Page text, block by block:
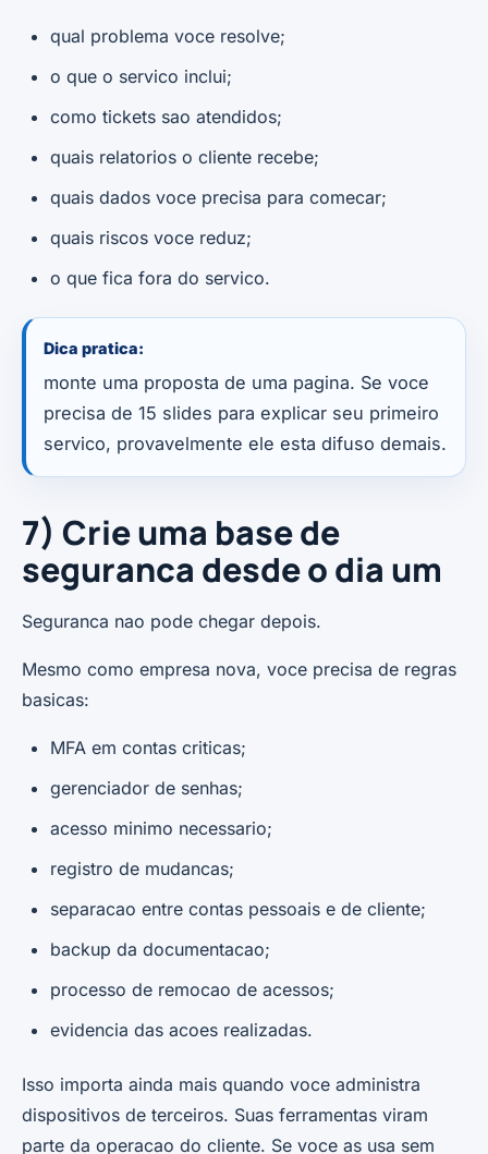
qual problema voce resolve;
o que o servico inclui;
como tickets sao atendidos;
quais relatorios o cliente recebe;
quais dados voce precisa para comecar;
quais riscos voce reduz;
o que fica fora do servico.
Dica pratica:
monte uma proposta de uma pagina. Se voce
precisa de 15 slides para explicar seu primeiro
servico, provavelmente ele esta difuso demais.
7) Crie uma base de
seguranca desde o dia um
Seguranca nao pode chegar depois.
Mesmo como empresa nova, voce precisa de regras
basicas:
MFA em contas criticas;
gerenciador de senhas;
acesso minimo necessario;
registro de mudancas;
separacao entre contas pessoais e de cliente;
backup da documentacao;
processo de remocao de acessos;
evidencia das acoes realizadas.
Isso importa ainda mais quando voce administra
dispositivos de terceiros. Suas ferramentas viram
parte da operacao do cliente. Se voce as usa sem